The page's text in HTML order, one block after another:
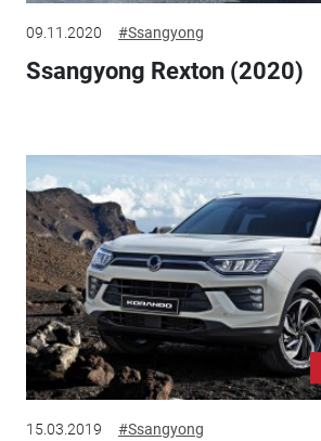
09.11.2020 #Ssangyong
Ssangyong Rexton (2020)
15.03.2019 #Ssangyong